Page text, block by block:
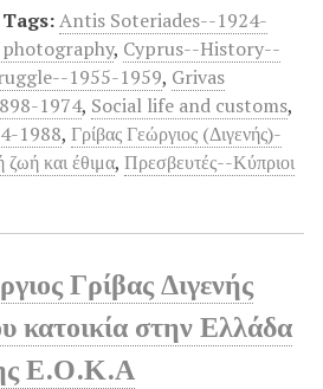
Tags:Antis Soteriades--1924-
, Cyprus--History--
1955-1959, Grivas
1974, Social life and customs,
1988, Γρίβας Γεώργιος (Διγενής)-
ζωή και έθιμα, Πρεσβευτές--Κύπριοι
Γρίβας Διγενής
κατοικία στην Ελλάδα
Ε.Ο.Κ.Α